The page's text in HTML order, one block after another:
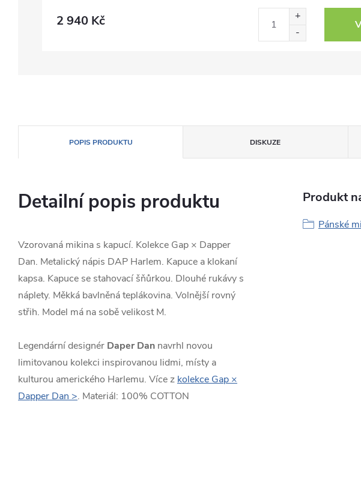
2 940 Kč
POPIS PRODUKTU DISKUZE
Detailní popis produktu
Vzorovaná mikina s kapucí. Kolekce Gap × Dapper
Dan. Metalický nápis DAP Harlem. Kapuce a klokaní
kapsa. Kapuce se stahovací šňůrkou. Dlouhé rukávy s
náplety. Měkká bavlněná teplákovina. Volnější rovný
střih. Model má na sobě velikost M.
Legendární designér Daper Dan navrhl novou
limitovanou kolekci inspirovanou lidmi, místy a
kulturou amerického Harlemu. Více z kolekce Gap ×
Dapper Dan >. Materiál: 100% COTTON
Produkt
Pánské